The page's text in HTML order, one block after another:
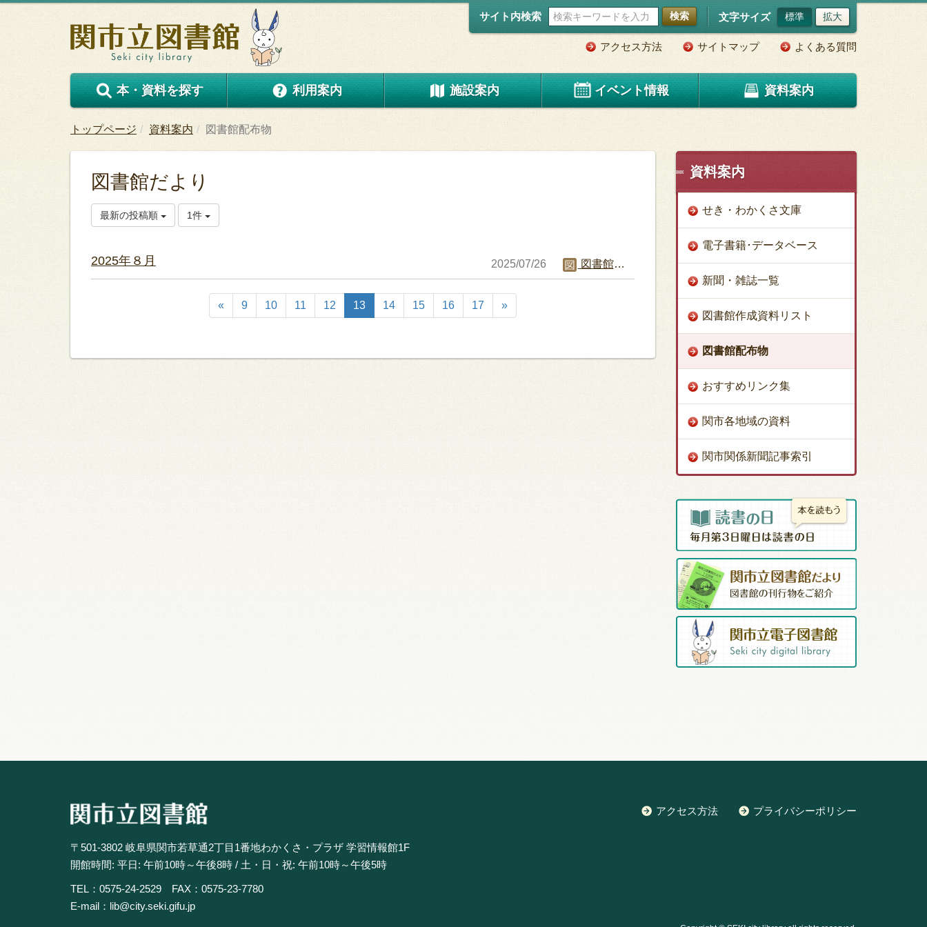
サイト内検索 検索 文字サイズ 標準 拡大
アクセス方法 サイトマップ よくある質問
本・資料を探す 利用案内 施設案内 イベント情報 資料案内
トップページ 資料案内 図書館配布物
図書館だより
最新の投稿順 1件
2025年８月 2025/07/26 図書館職員C
« 9 10 11 12 13 14 15 16 17 »
資料案内
せき・わかくさ文庫
電子書籍･データベース
新聞・雑誌一覧
図書館作成資料リスト
図書館配布物
おすすめリンク集
関市各地域の資料
関市関係新聞記事索引
〒501-3802 岐阜県関市若草通2丁目1番地わかくさ・プラザ 学習情報館1F
開館時間: 平日: 午前10時～午後8時 / 土・日・祝: 午前10時～午後5時
TEL：0575-24-2529 FAX：0575-23-7780
E-mail：lib@city.seki.gifu.jp
アクセス方法 プライバシーポリシー